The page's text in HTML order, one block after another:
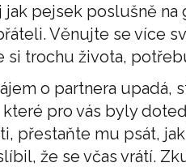
pejsek poslušně
Věnujte se více
si trochu života,
o partnera upadá,
pro vás byly
přestaňte mu psát,
že se včas vrátí.